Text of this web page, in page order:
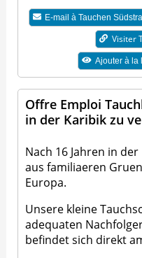
E-mail àTauchen
Visiter
Ajouter à la
Offre Emploi
in der Karibik zu
Nach 16 Jahren in
aus familiaeren
Europa.
Unsere kleine
adequaten
befindet sich direkt